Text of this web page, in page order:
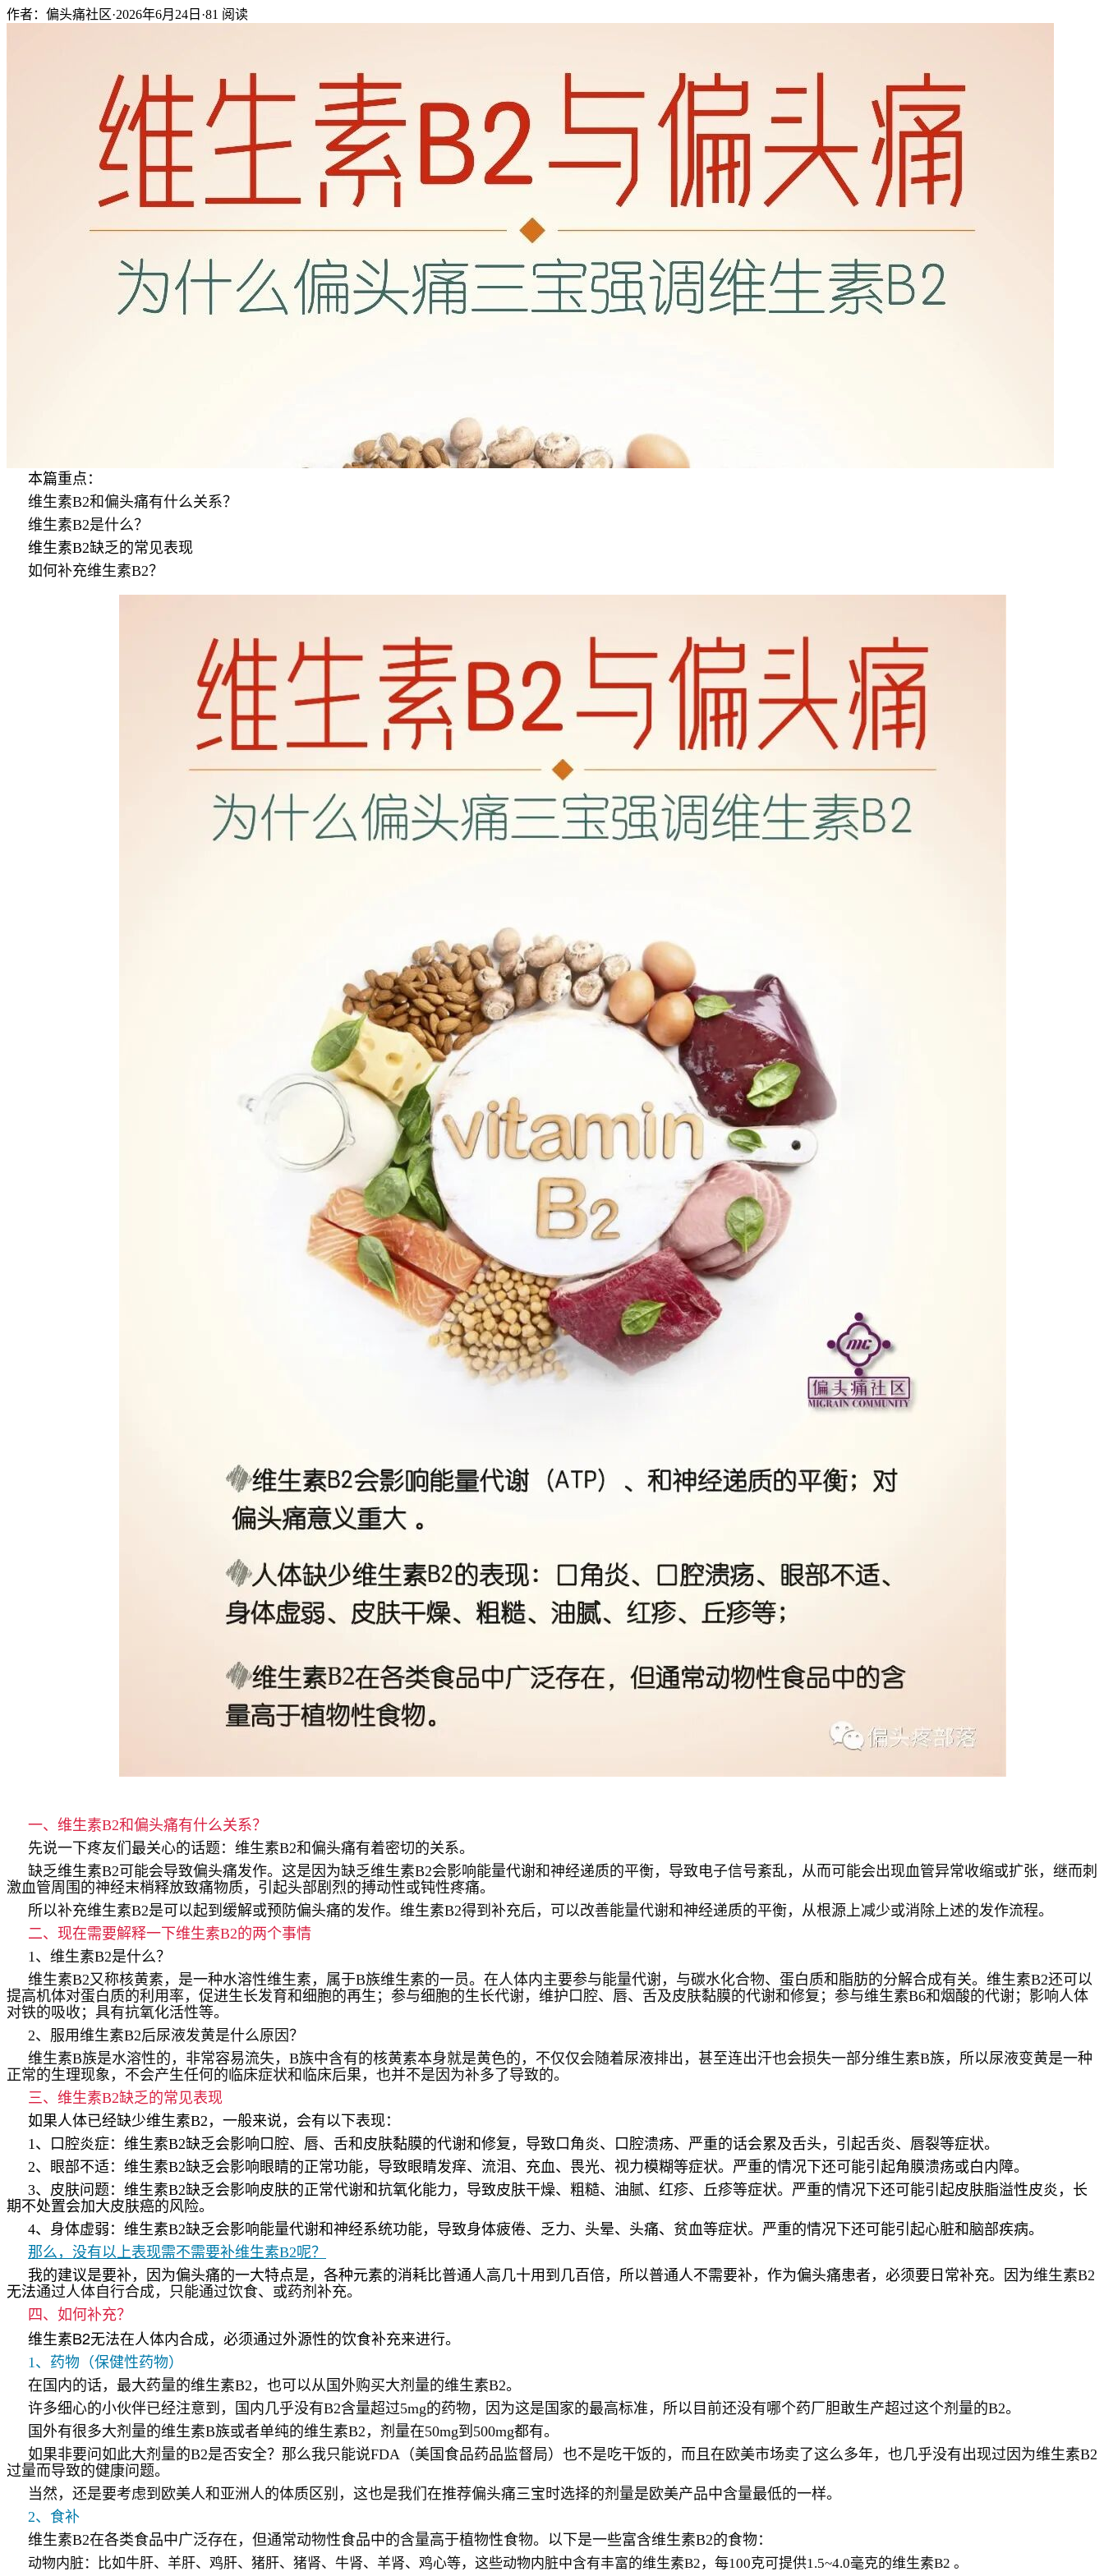
作者：偏头痛社区·2026年6月24日 ·81 阅读
本篇重点：
维生素B2和偏头痛有什么关系？
维生素B2是什么？
维生素B2缺乏的常见表现
如何补充维生素B2？
一、维生素B2和偏头痛有什么关系？
先说一下疼友们最关心的话题：维生素B2和偏头痛有着密切的关系。
缺乏维生素B2可能会导致偏头痛发作。这是因为缺乏维生素B2会影响能量代谢和神经递质的平衡，导致电子信号紊乱，从而可能会出现血管异常收缩或扩张，继而刺
激血管周围的神经末梢释放致痛物质，引起头部剧烈的搏动性或钝性疼痛。
所以补充维生素B2是可以起到缓解或预防偏头痛的发作。维生素B2得到补充后，可以改善能量代谢和神经递质的平衡，从根源上减少或消除上述的发作流程。
二、现在需要解释一下维生素B2的两个事情
1、维生素B2是什么？
维生素B2又称核黄素，是一种水溶性维生素，属于B族维生素的一员。在人体内主要参与能量代谢，与碳水化合物、蛋白质和脂肪的分解合成有关。维生素B2还可以
提高机体对蛋白质的利用率，促进生长发育和细胞的再生；参与细胞的生长代谢，维护口腔、唇、舌及皮肤黏膜的代谢和修复；参与维生素B6和烟酸的代谢；影响人体
对铁的吸收；具有抗氧化活性等。
2、服用维生素B2后尿液发黄是什么原因？
维生素B族是水溶性的，非常容易流失， B族中含有的核黄素本身就是黄色的，不仅仅会随着尿液排出，甚至连出汗也会损失一部分维生素B族，所以尿液变黄是一种
正常的生理现象，不会产生任何的临床症状和临床后果，也并不是因为补多了导致的。
三、 维生素B2缺乏的常见表现
如果人体已经缺少维生素B2 ，一般来说，会有以下表现：
1 、口腔炎症：维生素B2缺乏会影响口腔、唇、舌和皮肤黏膜的代谢和修复，导致口角炎、口腔溃疡、严重的话会累及舌头，引起舌炎、唇裂等症状。
2、眼部不适：维生素B2缺乏会影响眼睛的正常功能，导致眼睛发痒、流泪、充血、畏光、视力模糊等症状。严重的情况下还可能引起角膜溃疡或白内障。
3、皮肤问题：维生素B2缺乏会影响皮肤的正常代谢和抗氧化能力，导致皮肤干燥、粗糙、油腻、红疹、丘疹等症状。严重的情况下还可能引起皮肤脂溢性皮炎，长
期不处置会加大皮肤癌的风险。
4、身体虚弱：维生素B2缺乏会影响能量代谢和神经系统功能，导致身体疲倦、乏力、头晕、头痛、贫血等症状。严重的情况下还可能引起心脏和脑部疾病。
那么，没有以上表现需不需要补维生素B2呢？
我的建议是要补，因为偏头痛的一大特点是，各种元素的消耗比普通人高几十用到几百倍，所以普通人不需要补，作为偏头痛患者，必须要日常补充。因为维生素B2
无法通过人体自行合成，只能通过饮食、或药剂补充。
四、如何补充？
维生素B2无法在人体内合成，必须通过外源性的饮食补充来进行。
1、药物（保健性药物）
在国内的话，最大药量的维生素B2，也可以从国外购买大剂量的维生素B2。
许多细心的小伙伴已经注意到，国内几乎没有B2含量超过5mg的药物，因为这是国家的最高标准，所以目前还没有哪个药厂胆敢生产超过这个剂量的B2。
国外有很多大剂量的维生素B族或者单纯的维生素B2，剂量在50mg到500mg都有。
如果非要问如此大剂量的B2是否安全？那么我只能说FDA（美国食品药品监督局）也不是吃干饭的，而且在欧美市场卖了这么多年，也几乎没有出现过因为维生素B2
过量而导致的健康问题。
当然，还是要考虑到欧美人和亚洲人的体质区别，这也是我们在推荐偏头痛三宝时选择的剂量是欧美产品中含量最低的一样。
2、食补
维生素B2在各类食品中广泛存在，但通常动物性食品中的含量高于植物性食物。以下是一些富含维生素B2的食物：
动物内脏：比如牛肝、羊肝、鸡肝、猪肝、猪肾、牛肾、羊肾、鸡心等，这些动物内脏中含有丰富的维生素B2 ，每100克可提供1.5~4.0毫克的维生素B2 。